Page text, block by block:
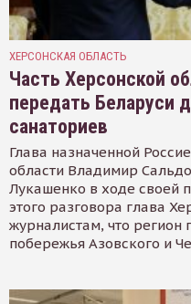
ХЕРСОНСКАЯ ОБЛАСТЬ
Часть Херсонской
передать Беларуси
санаториев
Глава назначенной
области Владимир
Лукашенко в ходе своей
этого разговора глава
журналистам, что регион
побережья Азовского и